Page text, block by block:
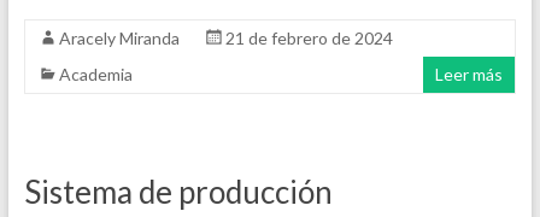
Aracely Miranda
21 de febrero de 2024
Academia
Leer más
Sistema de producción